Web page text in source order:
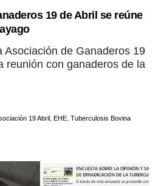
19 de Abril se reúne
Asociación de Ganaderos 19
reunión con ganaderos de la
19 Abril , EHE, Tuberculosis Bovina